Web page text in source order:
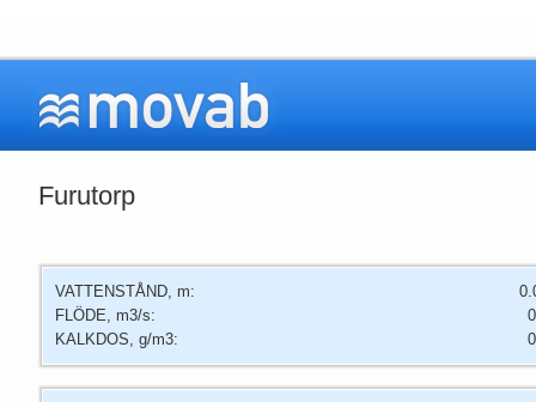
Furutorp
VATTENSTÅND, m:
FLÖDE, m3/s:
KALKDOS, g/m3: